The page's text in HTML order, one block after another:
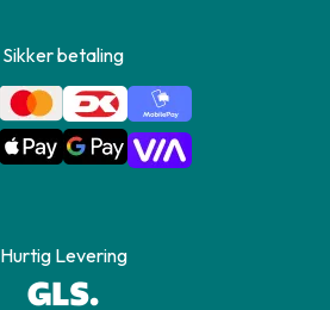
Sikker betaling
Hurtig Levering